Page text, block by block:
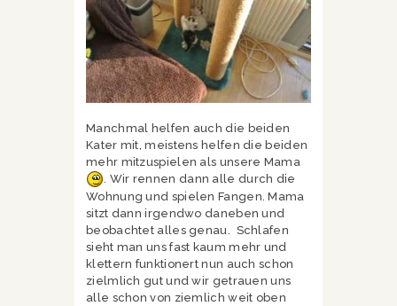
Manchmal helfen auch die beiden
Kater mit, meistens helfen die beiden
mehr mitzuspielen als unsere Mama
. Wir rennen dann alle durch die
Wohnung und spielen Fangen. Mama
sitzt dann irgendwo daneben und
beobachtet alles genau. Schlafen
sieht man uns fast kaum mehr und
klettern funktionert nun auch schon
zielmlich gut und wir getrauen uns
alle schon von ziemlich weit oben